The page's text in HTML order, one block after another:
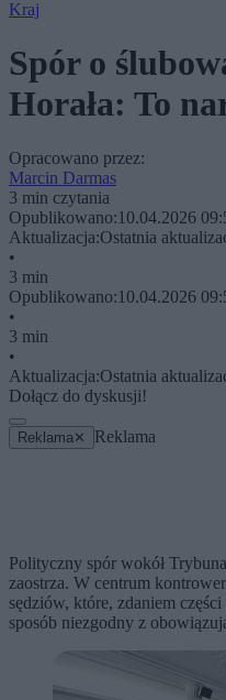
Kraj
Spór o
Horała: To
Opracowano przez:
Marcin Darmas
3 min czytania
Opublikowano:10.04.2026
Aktualizacja:Ostatnia
•
3 min
Opublikowano:10.04.2026
•
3 min
•
Aktualizacja:Ostatnia
Dołącz do dyskusji!
Reklama ✕ Reklama
Polityczny spór wokół
zaostrza. W centrum
sędziów, które, zdaniem
sposób niezgodny z